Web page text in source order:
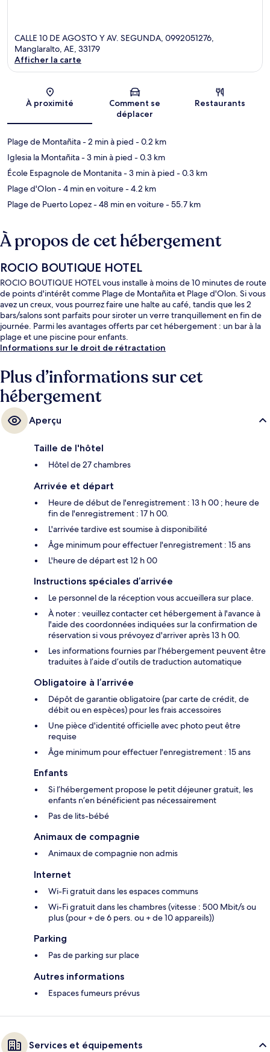
CALLE 10 DE AGOSTO Y AV. SEGUNDA, 0992051276,
Manglaralto, AE, 33179
Afficher la carte
À proximité
Comment se
déplacer
Restaurants
Plage de Montañita- 2 min à pied - 0.2 km
Iglesia la Montañita- 3 min à pied - 0.3 km
École Espagnole de Montanita- 3 min à pied - 0.3 km
Plage d'Olon- 4 min en voiture- 4.2 km
Plage de Puerto Lopez- 48 min en voiture- 55.7 km
À propos de cet hébergement
ROCIO BOUTIQUE HOTEL
ROCIO BOUTIQUE HOTEL vous installe à moins de 10 minutes de route
de points d'intérêt comme Plage de Montañita et Plage d'Olon. Si vous
avez un creux, vous pourrez faire une halte au café, tandis que les 2
bars/salons sont parfaits pour siroter un verre tranquillement en fin de
journée. Parmi les avantages offerts par cet hébergement : un bar à la
plage et une piscine pour enfants.
Informations sur le droit de rétractation
Plus d’informations sur cet
hébergement
Aperçu
Taille de l'hôtel
Hôtel de 27 chambres
Arrivée et départ
Heure de début de l'enregistrement : 13 h 00 ; heure de
fin de l'enregistrement : 17 h 00.
L'arrivée tardive est soumise à disponibilité
Âge minimum pour effectuer l'enregistrement : 15 ans
L'heure de départ est 12 h 00
Instructions spéciales d’arrivée
Le personnel de la réception vous accueillera sur place.
À noter : veuillez contacter cet hébergement à l'avance à
l'aide des coordonnées indiquées sur la confirmation de
réservation si vous prévoyez d'arriver après 13 h 00.
Les informations fournies par l’hébergement peuvent être
traduites à l’aide d’outils de traduction automatique
Obligatoire à l’arrivée
Dépôt de garantie obligatoire (par carte de crédit, de
débit ou en espèces) pour les frais accessoires
Une pièce d'identité officielle avec photo peut être
requise
Âge minimum pour effectuer l'enregistrement : 15 ans
Enfants
Si l’hébergement propose le petit déjeuner gratuit, les
enfants n’en bénéficient pas nécessairement
Pas de lits-bébé
Animaux de compagnie
Animaux de compagnie non admis
Internet
Wi-Fi gratuit dans les espaces communs
Wi-Fi gratuit dans les chambres (vitesse : 500 Mbit/s ou
plus (pour + de 6 pers. ou + de 10 appareils))
Parking
Pas de parking sur place
Autres informations
Espaces fumeurs prévus
Services et équipements